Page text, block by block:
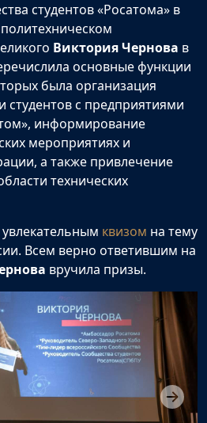
студентов «Росатома» в
Виктория Чернова в
основные функции
была организация
с предприятиями
информирование
мероприятиях и
а также привлечение
технических
квизом на тему
Всем верно ответившим на
вручила призы.